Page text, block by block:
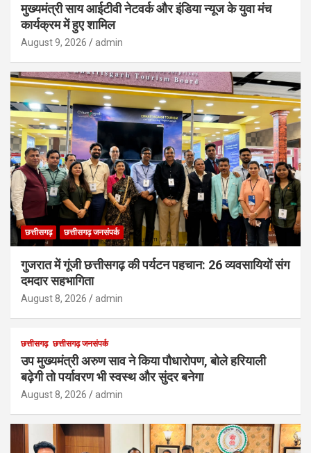
मुख्यमंत्री साय आईटीवी नेटवर्क और इंडिया न्यूज के युवा मंच
कार्यक्रम में हुए शामिल
August 9, 2026 admin
छत्तीसगढ़ छत्तीसगढ़ जनसंपर्क
गुजरात में गूंजी छत्तीसगढ़ की पर्यटन पहचान: 26 व्यवसायियों संग
दमदार सहभागिता
August 8, 2026 admin
छत्तीसगढ़ छत्तीसगढ़ जनसंपर्क
उप मुख्यमंत्री अरुण साव ने किया पौधारोपण, बोले हरियाली
बढ़ेगी तो पर्यावरण भी स्वस्थ और सुंदर बनेगा
August 8, 2026 admin